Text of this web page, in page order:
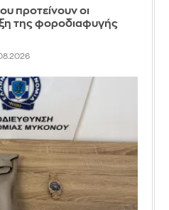
προτείνουν οι
της φοροδιαφυγής